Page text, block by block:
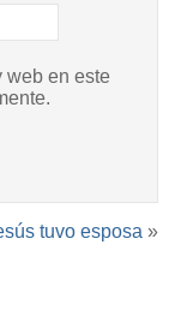
web en este
tuvo esposa »